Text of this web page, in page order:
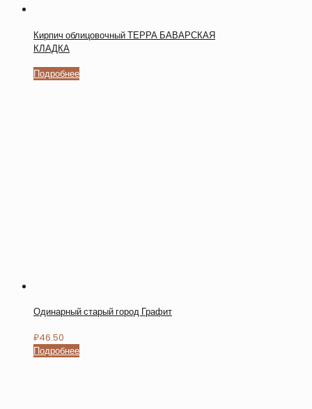
Кирпич облицовочный ТЕРРА БАВАРСКАЯ
КЛАДКА
Подробнее
Одинарный старый город Графит
₽46.50
Подробнее